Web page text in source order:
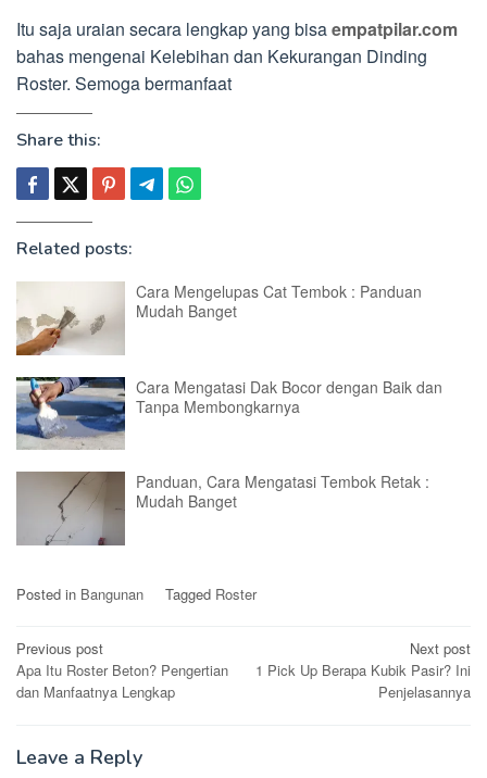
Itu saja uraian secara lengkap yang bisaempatpilar.com
bahas mengenai Kelebihan dan Kekurangan Dinding
Roster. Semoga bermanfaat
Share this:
Related posts:
Cara Mengelupas Cat Tembok : Panduan
Mudah Banget
Cara Mengatasi Dak Bocor dengan Baik dan
Tanpa Membongkarnya
Panduan, Cara Mengatasi Tembok Retak :
Mudah Banget
Posted in Bangunan Tagged Roster
Post
navigation
Previous post
Apa Itu Roster Beton? Pengertian
dan Manfaatnya Lengkap
Next post
1 Pick Up Berapa Kubik Pasir? Ini
Penjelasannya
Leave a Reply